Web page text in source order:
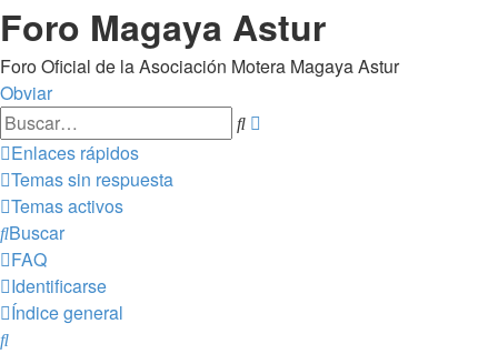
Foro Magaya Astur
Foro Oficial de la Asociación Motera Magaya Astur
Obviar
Buscar
Enlaces rápidos
Temas sin respuesta
Temas activos
Buscar
FAQ
Identificarse
Índice general
Buscar